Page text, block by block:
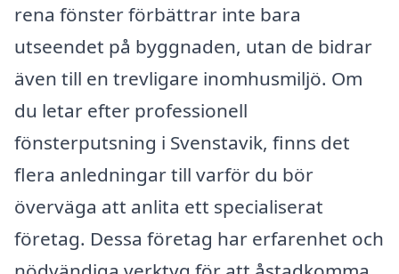
rena fönster förbättrar inte bara
utseendet på byggnaden, utan de bidrar
även till en trevligare inomhusmiljö. Om
du letar efter professionell
fönsterputsning i Svenstavik, finns det
flera anledningar till varför du bör
överväga att anlita ett specialiserat
företag. Dessa företag har erfarenhet och